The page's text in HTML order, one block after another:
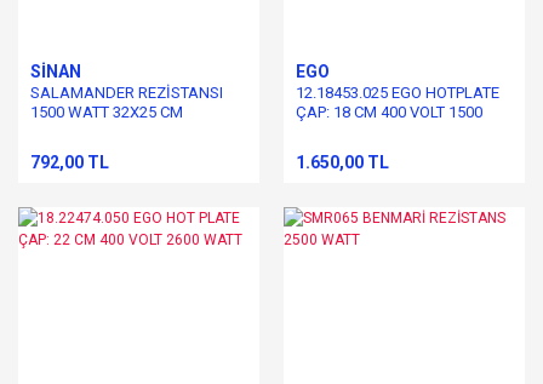
SİNAN
SALAMANDER REZİSTANSI
1500 WATT 32X25 CM
792,00 TL
EGO
12.18453.025 EGO HOTPLATE
ÇAP: 18 CM 400 VOLT 1500
1.650,00 TL